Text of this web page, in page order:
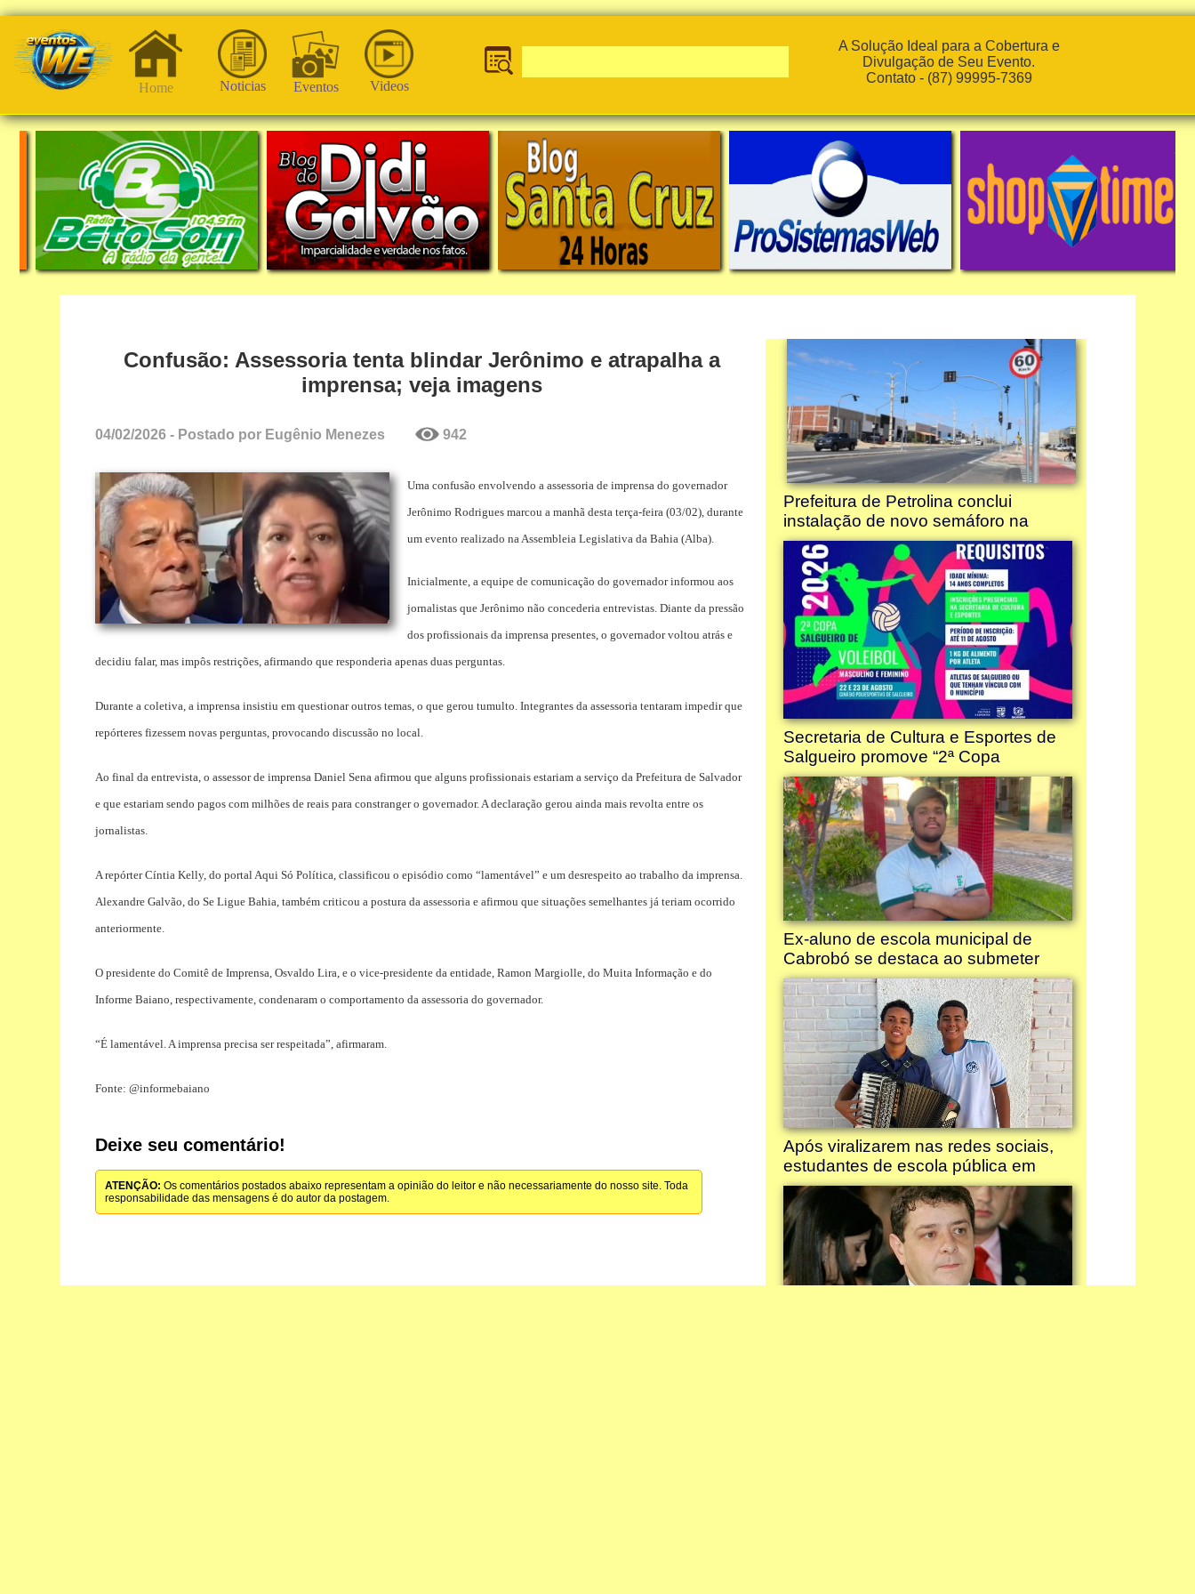
Home Noticias Eventos Videos
A Solução Ideal para a Cobertura e
Divulgação de Seu Evento.
Contato - (87) 99995-7369
Confusão: Assessoria tenta blindar Jerônimo e atrapalha a
imprensa; veja imagens
04/02/2026 - Postado por Eugênio Menezes 942
Uma confusão envolvendo a assessoria de imprensa do governador
Jerônimo Rodrigues marcou a manhã desta terça-feira (03/02), durante
um evento realizado na Assembleia Legislativa da Bahia (Alba).
Inicialmente, a equipe de comunicação do governador informou aos
jornalistas que Jerônimo não concederia entrevistas. Diante da pressão
dos profissionais da imprensa presentes, o governador voltou atrás e
decidiu falar, mas impôs restrições, afirmando que responderia apenas duas perguntas.
Durante a coletiva, a imprensa insistiu em questionar outros temas, o que gerou tumulto. Integrantes da assessoria tentaram impedir que
repórteres fizessem novas perguntas, provocando discussão no local.
Ao final da entrevista, o assessor de imprensa Daniel Sena afirmou que alguns profissionais estariam a serviço da Prefeitura de Salvador
e que estariam sendo pagos com milhões de reais para constranger o governador. A declaração gerou ainda mais revolta entre os
jornalistas.
A repórter Cíntia Kelly, do portal Aqui Só Política, classificou o episódio como “lamentável” e um desrespeito ao trabalho da imprensa.
Alexandre Galvão, do Se Ligue Bahia, também criticou a postura da assessoria e afirmou que situações semelhantes já teriam ocorrido
anteriormente.
O presidente do Comitê de Imprensa, Osvaldo Lira, e o vice-presidente da entidade, Ramon Margiolle, do Muita Informação e do
Informe Baiano, respectivamente, condenaram o comportamento da assessoria do governador.
“É lamentável. A imprensa precisa ser respeitada”, afirmaram.
Fonte: @informebaiano
Deixe seu comentário!
ATENÇÃO: Os comentários postados abaixo representam a opinião do leitor e não necessariamente do nosso site. Toda
responsabilidade das mensagens é do autor da postagem.